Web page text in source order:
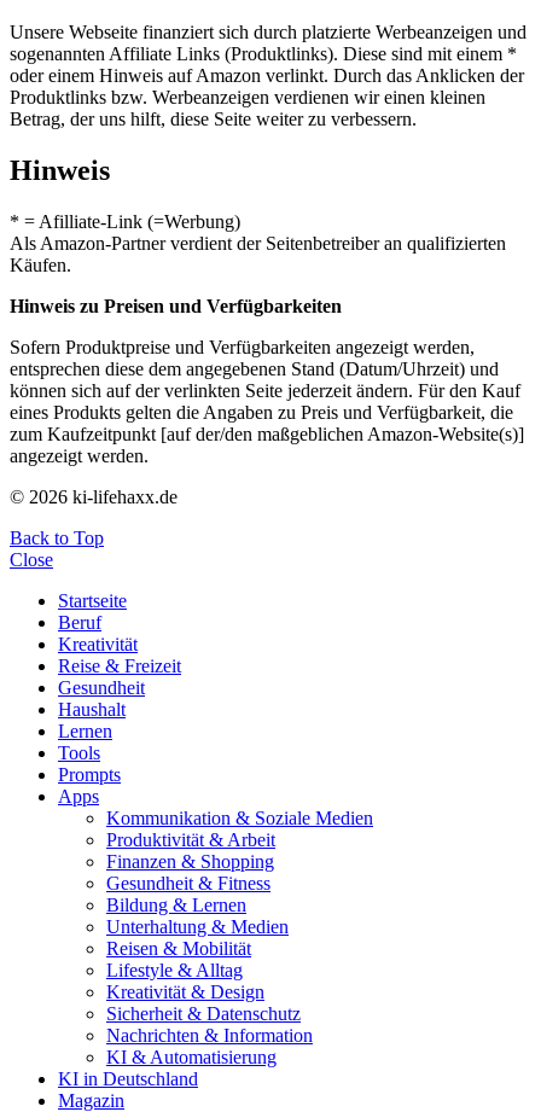
Unsere Webseite finanziert sich durch platzierte Werbeanzeigen und
sogenannten Affiliate Links (Produktlinks). Diese sind mit einem *
oder einem Hinweis auf Amazon verlinkt. Durch das Anklicken der
Produktlinks bzw. Werbeanzeigen verdienen wir einen kleinen
Betrag, der uns hilft, diese Seite weiter zu verbessern.
Hinweis
* = Afilliate-Link (=Werbung)
Als Amazon-Partner verdient der Seitenbetreiber an qualifizierten
Käufen.
Hinweis zu Preisen und Verfügbarkeiten
Sofern Produktpreise und Verfügbarkeiten angezeigt werden,
entsprechen diese dem angegebenen Stand (Datum/Uhrzeit) und
können sich auf der verlinkten Seite jederzeit ändern. Für den Kauf
eines Produkts gelten die Angaben zu Preis und Verfügbarkeit, die
zum Kaufzeitpunkt [auf der/den maßgeblichen Amazon-Website(s)]
angezeigt werden.
© 2026 ki-lifehaxx.de
Back to Top
Close
Startseite
Beruf
Kreativität
Reise & Freizeit
Gesundheit
Haushalt
Lernen
Tools
Prompts
Apps
Kommunikation & Soziale Medien
Produktivität & Arbeit
Finanzen & Shopping
Gesundheit & Fitness
Bildung & Lernen
Unterhaltung & Medien
Reisen & Mobilität
Lifestyle & Alltag
Kreativität & Design
Sicherheit & Datenschutz
Nachrichten & Information
KI & Automatisierung
KI in Deutschland
Magazin